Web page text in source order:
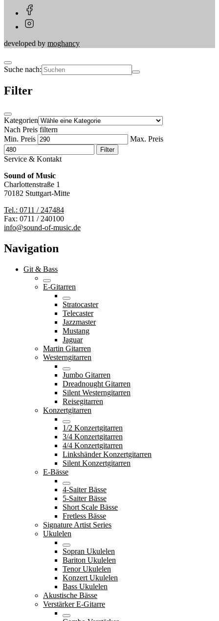
developed by moghancy
Suche nach:
Filter
Kategorien
Nach Preis filtern
Min. Preis
Max. Preis
Filter
Service & Kontakt
Sound of Music
Charlottenstraße 1
70182 Stuttgart-Mitte
Tel.: 0711 / 247484
Fax: 0711 / 240100
info@sound-of-music.de
Navigation
Git & Bass
E-Gitarren
Stratocaster
Telecaster
Jazzmaster
Mustang
Jaguar
Martin Gitarren
Westerngitarren
Jumbo Gitarren
Dreadnought Gitarren
Silent Westerngitarren
Reisegitarren
Konzertgitarren
1/2 Konzertgitarren
3/4 Konzertgitarren
4/4 Konzertgitarren
Linkshänder Konzertgitarren
Silent Konzertgitarren
E-Bässe
4-Saiter Bässe
5-Saiter Bässe
Short Scale Bässe
Fretless Bässe
Signature Artist Series
Ukulelen
Sopran Ukulelen
Bariton Ukulelen
Tenor Ukulelen
Konzert Ukulelen
Bass Ukulelen
Akustische Bässe
Verstärker E-Gitarre